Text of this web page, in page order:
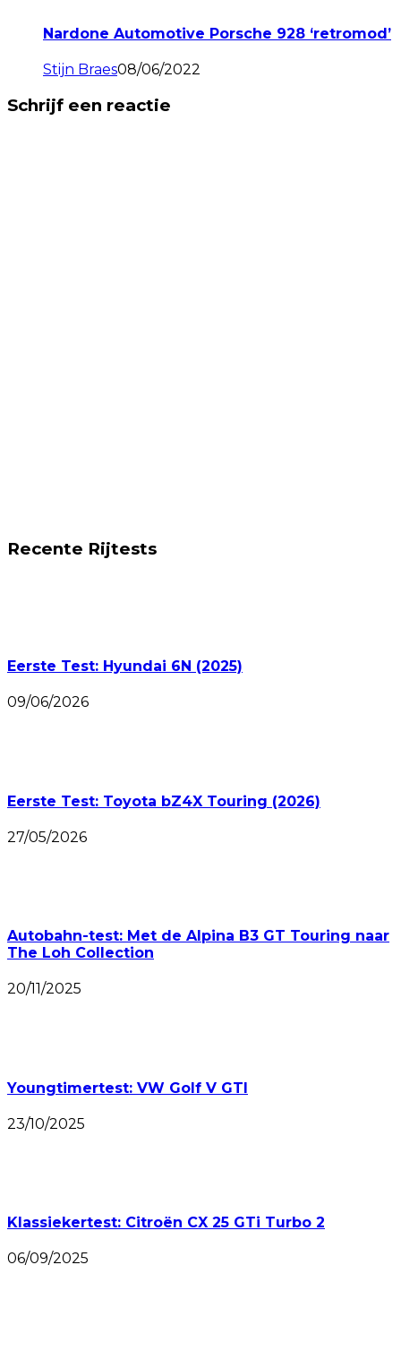
Nardone Automotive Porsche 928 ‘retromod’
Stijn Braes08/06/2022
Schrijf een reactie
Recente Rijtests
Eerste Test: Hyundai 6N (2025)
09/06/2026
Eerste Test: Toyota bZ4X Touring (2026)
27/05/2026
Autobahn-test: Met de Alpina B3 GT Touring naar
The Loh Collection
20/11/2025
Youngtimertest: VW Golf V GTI
23/10/2025
Klassiekertest: Citroën CX 25 GTi Turbo 2
06/09/2025